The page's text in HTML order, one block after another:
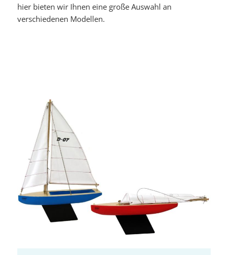
hier bieten wir Ihnen eine große Auswahl an
verschiedenen Modellen.